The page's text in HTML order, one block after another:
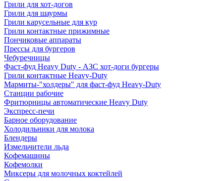
Грили для хот-догов
Грили для шаурмы
Грили карусельные для кур
Грили контактные прижимные
Пончиковые аппараты
Прессы для бургеров
Чебуречницы
Фаст-фуд Heavy Duty - АЗС хот-доги бургеры
Грили контактные Heavy-Duty
Мармиты-"холдеры" для фаст-фуд Heavy-Duty
Станции рабочие
Фритюрницы автоматические Heavy Duty
Экспресс-печи
Барное оборудование
Холодильники для молока
Блендеры
Измельчители льда
Кофемашины
Кофемолки
Миксеры для молочных коктейлей